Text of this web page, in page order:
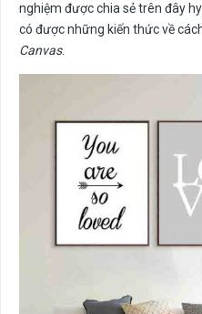
nghiệm được chia sẻ trên đây
có được những kiến thức về
Canvas.